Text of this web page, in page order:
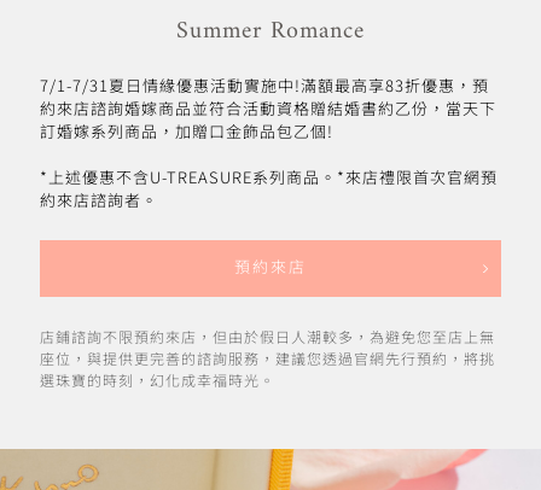
Summer Romance
7/1-7/31夏日情緣優惠活動實施中!滿額最高享83折優惠，預
約來店諮詢婚嫁商品並符合活動資格贈結婚書約乙份，當天下
訂婚嫁系列商品，加贈口金飾品包乙個!
*上述優惠不含U-TREASURE系列商品。*來店禮限首次官網預
約來店諮詢者。
預約來店
店鋪諮詢不限預約來店，但由於假日人潮較多，為避免您至店上無
座位，與提供更完善的諮詢服務，建議您透過官網先行預約，將挑
選珠寶的時刻，幻化成幸福時光。